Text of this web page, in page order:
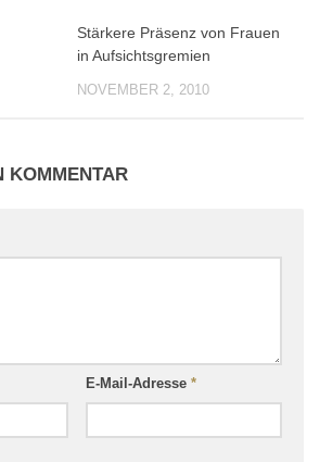
Stärkere Präsenz von Frauen
in Aufsichtsgremien
NOVEMBER 2, 2010
KOMMENTAR
E-Mail-Adresse *